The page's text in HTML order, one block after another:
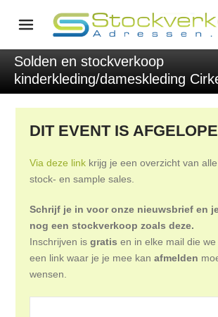
Solden en stockverkoop
kinderkleding/dameskleding
DIT EVENT IS
Via deze link krijg je een overzicht van
stock- en sample sales.
Schrijf je in voor onze nieuwsbrief en
nog een stockverkoop zoals deze.
Inschrijven isgratis en in elke mail die
een link waar je je mee kanafmelden
wensen.